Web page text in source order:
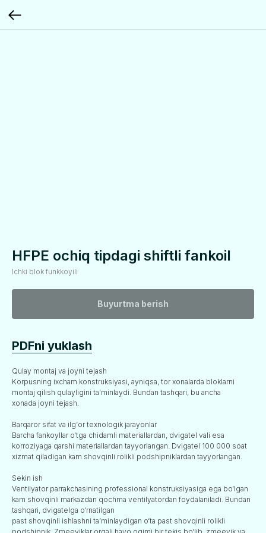
HFPE ochiq tipdagi shiftli fankoil
Ichki blok funkkoyili
Buyurtma berish
PDFni yuklash
Qulay montaj va joyni tejash
Korpusning ixcham konstruksiyasi, ayniqsa, tor xonalarda bloklarni
montaj qilish qulayligini ta’minlaydi. Bundan tashqari, bu ancha
xonada joyni tejash.
Barqaror sifat va ilg‘or texnologik jarayonlar
Barcha fankoyllar o‘tga chidamli materiallardan, dvigatel vali esa
korroziyaga qarshi materiallardan tayyorlangan. Dvigatel 100 000 soat
xizmat qiladigan kam shovqinli rolikli podshipniklardan tayyorlangan.
Sekin ish
Ventilyator parrakchasining professional konstruksiyasiga ega bo‘lgan
kam shovqinli markazdan qochma ventilyatordan foydalaniladi. Bundan
tashqari, dvigatelga o‘rnatilgan
past shovqinli ishlashni ta’minlaydigan o‘ta past shovqinli rolikli